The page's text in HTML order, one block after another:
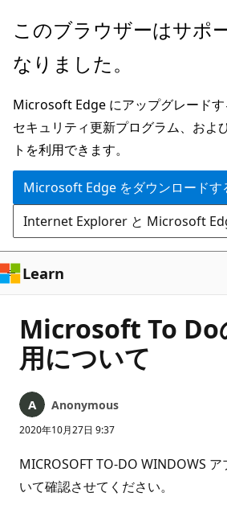
メ
ン
ン
テ
ン
ツ
に
ス
キ
ッ
プ
このブラウザーはサポ
なりました。
Microsoft Edge にアップグレードす
セキュリティ更新プログラム、およ
トを利用できます。
Microsoft Edge をダウンロードす
Internet Explorer と Microsoft
Learn
Microsoft To Do
用について
Anonymous
2020年10月27日 9:37
MICROSOFT TO-DO WINDOWS
いて確認させてください。